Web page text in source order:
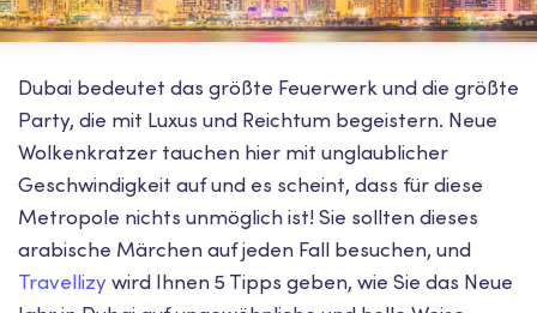
Dubai bedeutet das größte Feuerwerk und die größte
Party, die mit Luxus und Reichtum begeistern. Neue
Wolkenkratzer tauchen hier mit unglaublicher
Geschwindigkeit auf und es scheint, dass für diese
Metropole nichts unmöglich ist! Sie sollten dieses
arabische Märchen auf jeden Fall besuchen, und
Travellizy wird Ihnen 5 Tipps geben, wie Sie das Neue